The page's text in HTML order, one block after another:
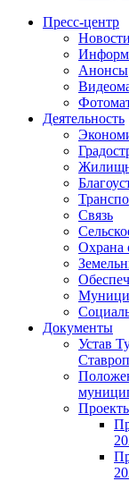
Пресс-центр
Новости
Анонсы
Деятельность
Связь
Охрана
Документы
Устав